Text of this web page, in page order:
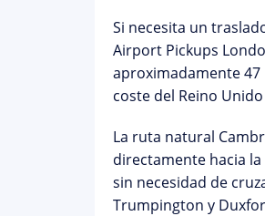
Si necesita un
Airport Pickups
aproximadamente 47
coste del Reino
La ruta natural
directamente hacia
sin necesidad de
Trumpington y